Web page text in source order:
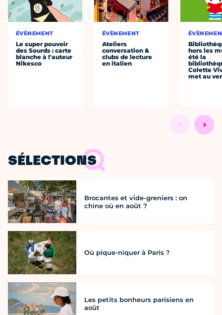
ÉVÈNEMENT
Le super pouvoir
des Sourds : carte
blanche à l'auteur
Nikesco
ÉVÈNEMENT
Ateliers
conversation &
clubs de lecture
en italien
hors les
été la
Colette
met au
SÉLECTIONS
Brocantes et vide-greniers : on
chine où en août ?
Où pique-niquer à Paris ?
Les petits bonheurs parisiens en
août